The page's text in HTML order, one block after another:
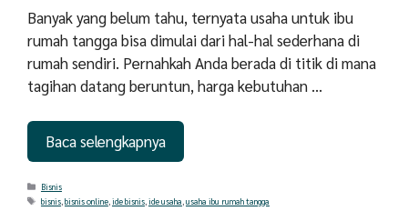
Banyak yang belum tahu, ternyata usaha untuk ibu
rumah tangga bisa dimulai dari hal-hal sederhana di
rumah sendiri. Pernahkah Anda berada di titik di mana
tagihan datang beruntun, harga kebutuhan …
Baca selengkapnya
Categories
Bisnis
Tags
bisnis, bisnis online, ide bisnis, ide usaha usaha ibu rumah tangga